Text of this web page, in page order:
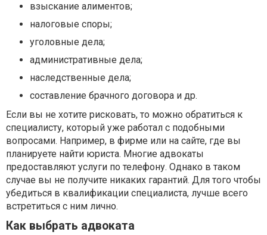
взыскание алиментов;
налоговые споры;
уголовные дела;
административные дела;
наследственные дела;
составление брачного договора и др.
Если вы не хотите рисковать, то можно обратиться к
специалисту, который уже работал с подобными
вопросами. Например, в фирме или на сайте, где вы
планируете найти юриста. Многие адвокаты
предоставляют услуги по телефону. Однако в таком
случае вы не получите никаких гарантий. Для того чтобы
убедиться в квалификации специалиста, лучше всего
встретиться с ним лично.
Как выбрать адвоката